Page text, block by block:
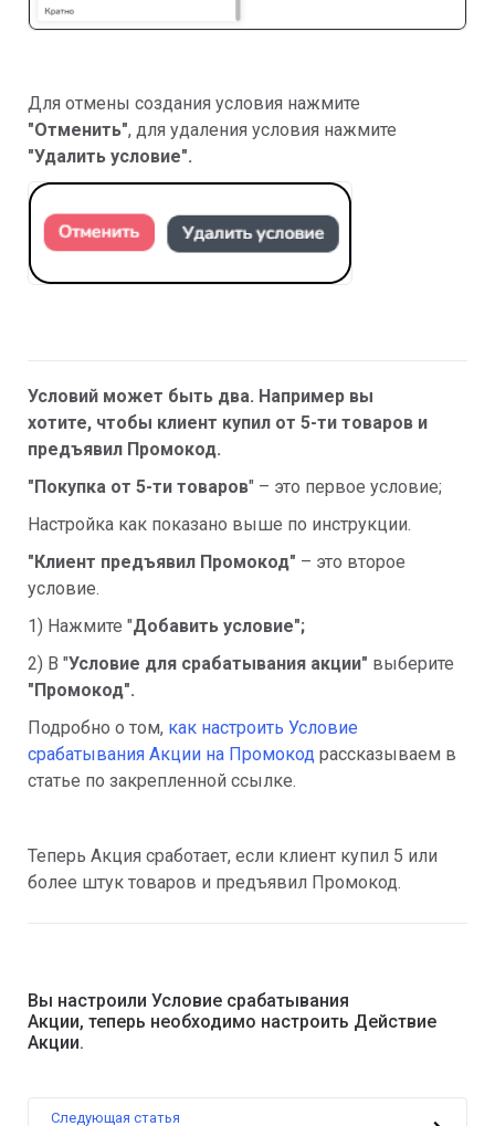
Для отмены создания условия нажмите
"Отменить", для удаления условия нажмите
"Удалить условие".
Условий может быть два. Например вы
хотите, чтобы клиент купил от 5-ти товаров и
предъявил Промокод.
"Покупка от 5-ти товаров" – это первое условие;
Настройка как показано выше по инструкции.
"Клиент предъявил Промокод" – это второе
условие.
1) Нажмите "Добавить условие";
2) В "Условие для срабатывания акции" выберите
"Промокод".
Подробно о том, как настроить Условие
срабатывания Акции на Промокод рассказываем в
статье по закрепленной ссылке.
Теперь Акция сработает, если клиент купил 5 или
более штук товаров и предъявил Промокод.
Вы настроили Условие срабатывания
Акции, теперь необходимо настроить Действие
Акции.
Следующая статья